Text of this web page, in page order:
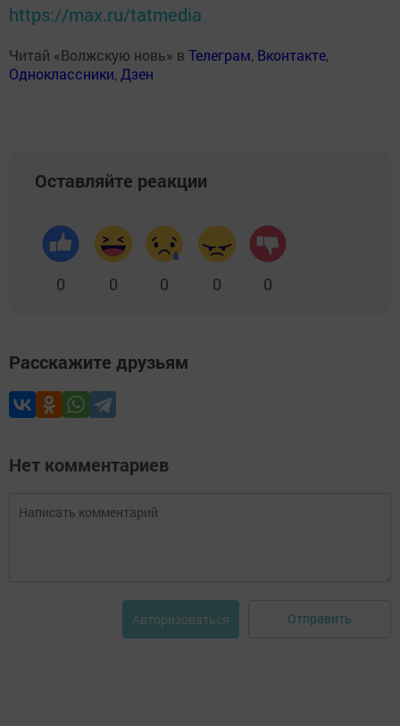
https://max.ru/tatmedia
Читай «Волжскую новь» в Телеграм, Вконтакте,
Одноклассники, Дзен
Оставляйте реакции
0 0 0 0 0
Расскажите друзьям
Нет комментариев
Авторизоваться Отправить